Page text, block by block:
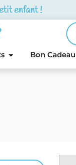
enfant !
Bon Cadeau